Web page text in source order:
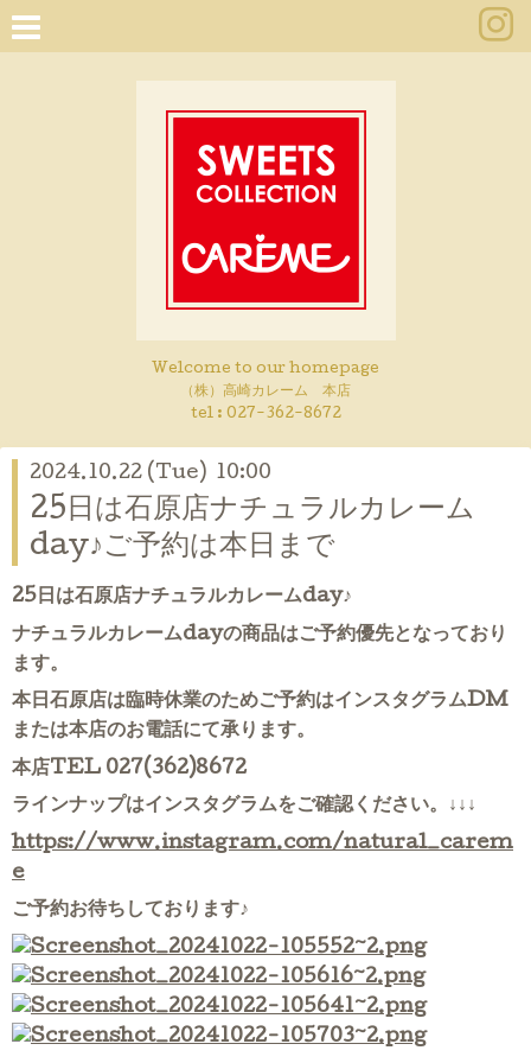
Welcome to our homepage
（株）高崎カレーム 本店
tel : 027-362-8672
2024.10.22 (Tue) 10:00
25日は石原店ナチュラルカレーム
day♪ご予約は本日まで
25日は石原店ナチュラルカレームday♪
ナチュラルカレームdayの商品はご予約優先となっており
ます。
本日石原店は臨時休業のためご予約はインスタグラムDM
または本店のお電話にて承ります。
本店TEL 027(362)8672
ラインナップはインスタグラムをご確認ください。↓↓↓
https://www.instagram.com/natural_carem
e
ご予約お待ちしております♪